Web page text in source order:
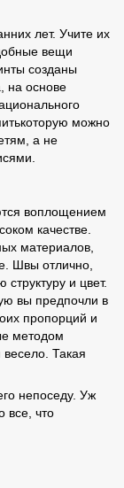
лет. Учите их
вещи
созданы
на основе
можно
а не
воплощением
качестве.
материалов,
Швы отлично,
и цвет.
вы предпочли в
пропорций и
методом
Такая
непоседу. Уж
все, что